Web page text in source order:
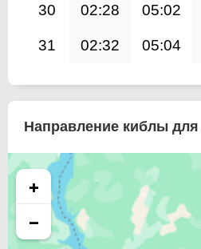
30 02:28 05:02
31 02:32 05:04
Направление киблы
+
−